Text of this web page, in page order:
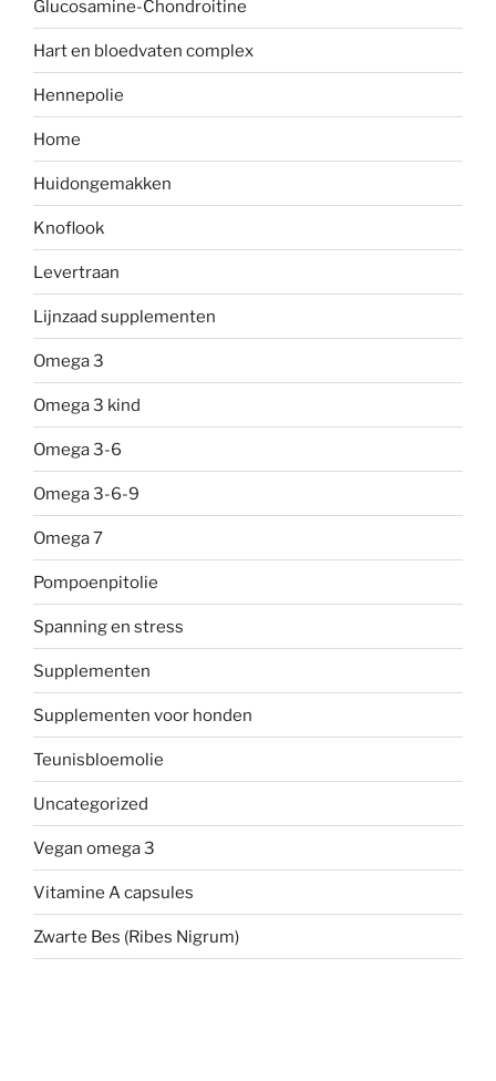
Glucosamine-Chondroitine
Hart en bloedvaten complex
Hennepolie
Home
Huidongemakken
Knoflook
Levertraan
Lijnzaad supplementen
Omega 3
Omega 3 kind
Omega 3-6
Omega 3-6-9
Omega 7
Pompoenpitolie
Spanning en stress
Supplementen
Supplementen voor honden
Teunisbloemolie
Uncategorized
Vegan omega 3
Vitamine A capsules
Zwarte Bes (Ribes Nigrum)